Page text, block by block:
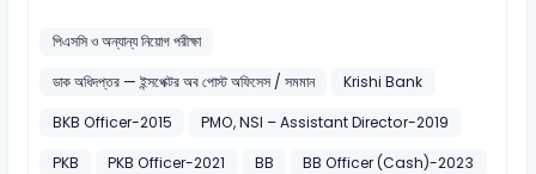
পিএসসি ও অন্যান্য নিয়োগ পরীক্ষা
ডাক অধিদপ্তর — ইন্সপেক্টর অব পোস্ট অফিসেস / সমমান
Krishi Bank
BKB Officer-2015
PMO, NSI – Assistant Director-2019
PKB
PKB Officer-2021 BB
BB Officer (Cash)-2023